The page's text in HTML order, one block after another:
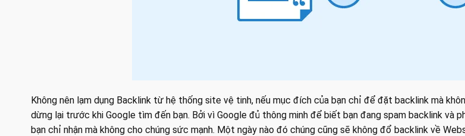
Không nên lạm dụng Backlink từ hệ thống site vệ tinh, nếu mục đích của bạn chỉ để đặt backlink mà
dừng lại trước khi Google tìm đến bạn. Bởi vì Google đủ thông minh để biết bạn đang spam backlink và
bạn chỉ nhận mà không cho chúng sức mạnh. Một ngày nào đó chúng cũng sẽ không đổ backlink về